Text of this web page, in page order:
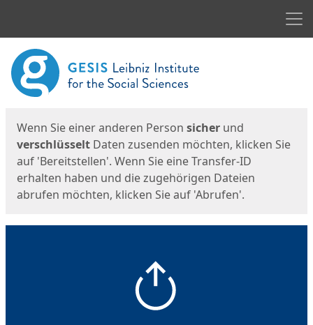
Start
Wenn Sie einer anderen Person sicher und
verschlüsselt Daten zusenden möchten, klicken Sie
auf 'Bereitstellen'. Wenn Sie eine Transfer-ID
erhalten haben und die zugehörigen Dateien
abrufen möchten, klicken Sie auf 'Abrufen'.